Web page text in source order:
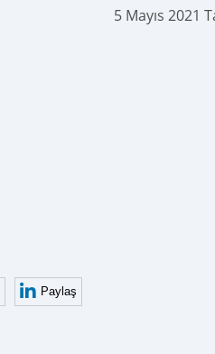
5 Mayıs 2021
Paylaş